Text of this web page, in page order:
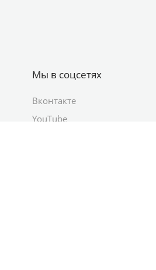
Мы в соцсетях
Вконтакте
YouTube